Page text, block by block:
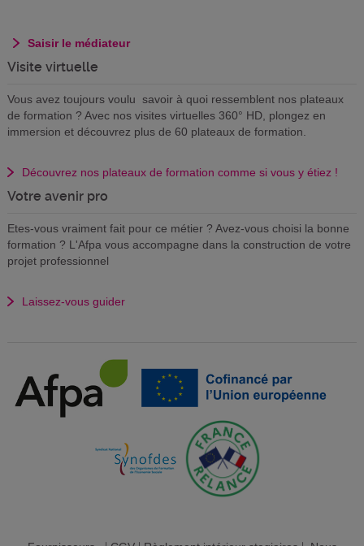
Saisir le médiateur
Visite virtuelle
Vous avez toujours voulu savoir à quoi ressemblent nos plateaux
de formation ? Avec nos visites virtuelles 360° HD, plongez en
immersion et découvrez plus de 60 plateaux de formation.
Découvrez nos plateaux de formation comme si vous y étiez !
Votre avenir pro
Etes-vous vraiment fait pour ce métier ? Avez-vous choisi la bonne
formation ? L'Afpa vous accompagne dans la construction de votre
projet professionnel
Laissez-vous guider